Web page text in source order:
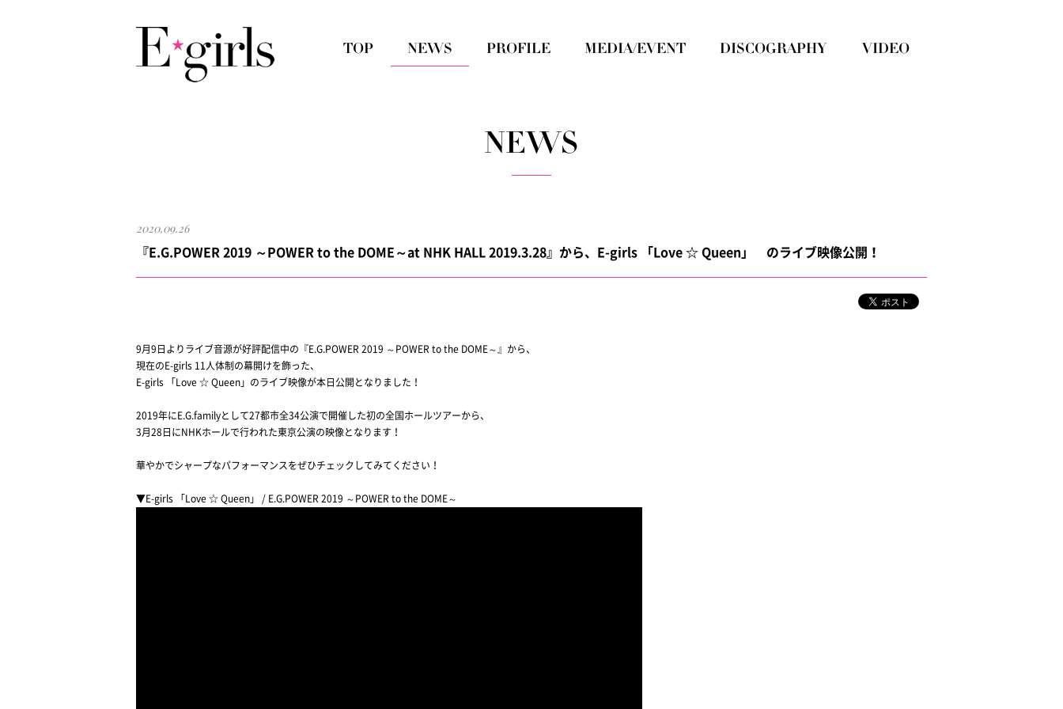
2020.09.26
『E.G.POWER 2019 ～POWER to the DOME～at NHK HALL 2019.3.28』から、E-girls 「Love ☆ Queen」 のライブ映像公開！
9月9日よりライブ音源が好評配信中の『E.G.POWER 2019 ～POWER to the DOME～』から、
現在のE-girls 11人体制の幕開けを飾った、
E-girls 「Love ☆ Queen」のライブ映像が本日公開となりました！
2019年にE.G.familyとして27都市全34公演で開催した初の全国ホールツアーから、
3月28日にNHKホールで行われた東京公演の映像となります！
華やかでシャープなパフォーマンスをぜひチェックしてみてください！
▼E-girls 「Love ☆ Queen」 / E.G.POWER 2019 ～POWER to the DOME～